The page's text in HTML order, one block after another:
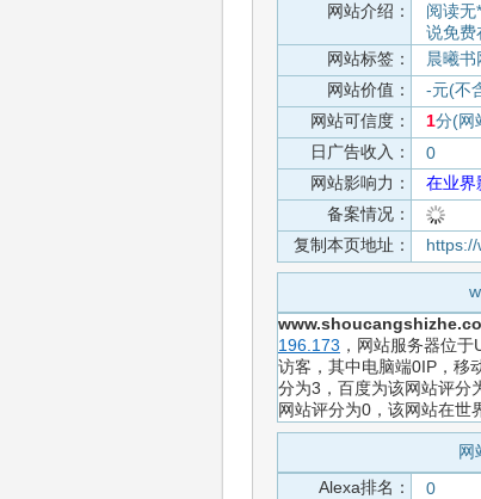
网站介绍：
阅读
说免费
网站标签：
晨曦书
网站价值：
-元(不
网站可信度：
1分(网
日广告收入：
0
网站影响力：
在业界
备案情况：
复制本页地址：
196.173 ，网站服务器位
访客，其中电脑端0IP，移
分为3，百度为该网站评分
网站评分为0，该网站在世
网
Alexa排名：
0